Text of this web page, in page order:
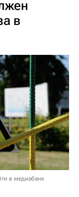
в
в медиабанк